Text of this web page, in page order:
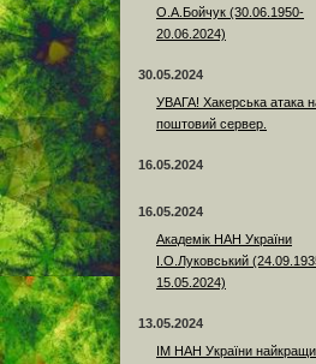
О.А.Бойчук (30.06.1950-
20.06.2024)
30.05.2024
УВАГА! Хакерська атака
поштовий сервер.
16.05.2024
16.05.2024
Академік НАН України
І.О.Луковський
15.05.2024)
13.05.2024
ІМ НАН України